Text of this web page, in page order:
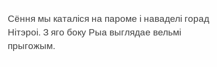
Сёння мы каталіся на пароме і наваделі горад
Нітэроі. З яго боку Рыа выглядае вельмі
прыгожым.